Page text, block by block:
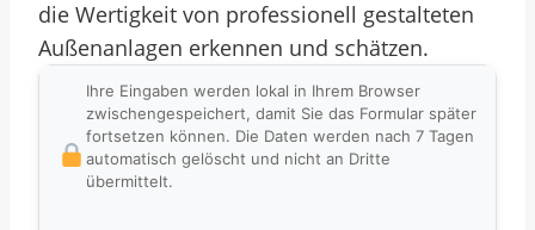
die Wertigkeit von professionell gestalteten
Außenanlagen erkennen und schätzen.
Ihre Eingaben werden lokal in Ihrem Browser
zwischengespeichert, damit Sie das Formular später
fortsetzen können. Die Daten werden nach 7 Tagen
automatisch gelöscht und nicht an Dritte
übermittelt.